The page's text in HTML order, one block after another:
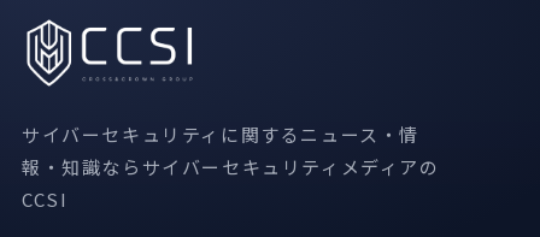
サイバーセキュリティに関するニュース・情
報・知識ならサイバーセキュリティメディアの
CCSI